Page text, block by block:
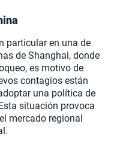
particular en una de
de Shanghai, donde
es motivo de
contagios están
una política de
situación provoca
mercado regional